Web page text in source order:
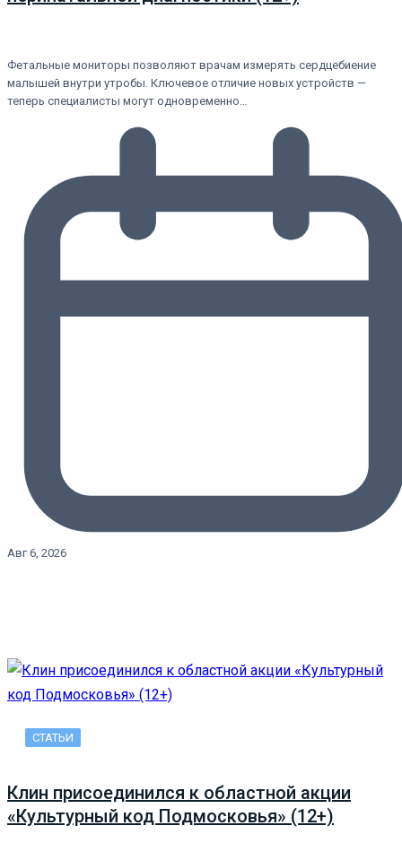
Фетальные мониторы позволяют врачам измерять сердцебиение
малышей внутри утробы. Ключевое отличие новых устройств —
теперь специалисты могут одновременно…
Авг 6, 2026
СТАТЬИ
Клин присоединился к областной акции
«Культурный код Подмосковья» (12+)